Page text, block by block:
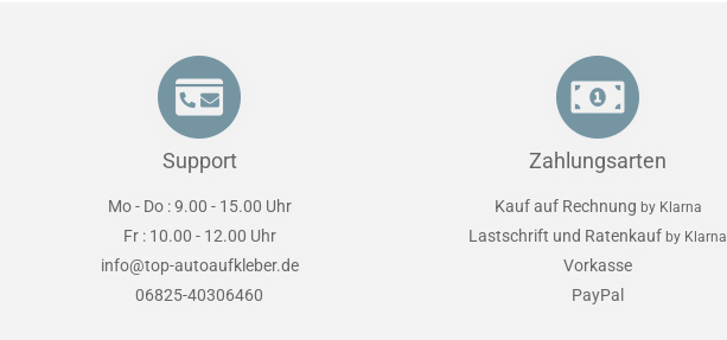
Support
Mo - Do : 9.00 - 15.00 Uhr
Fr : 10.00 - 12.00 Uhr
info@top-autoaufkleber.de
06825-40306460
Zahlungsarten
Kauf auf Rechnung by Klarna
Lastschrift und Ratenkauf by Klarna
Vorkasse
PayPal